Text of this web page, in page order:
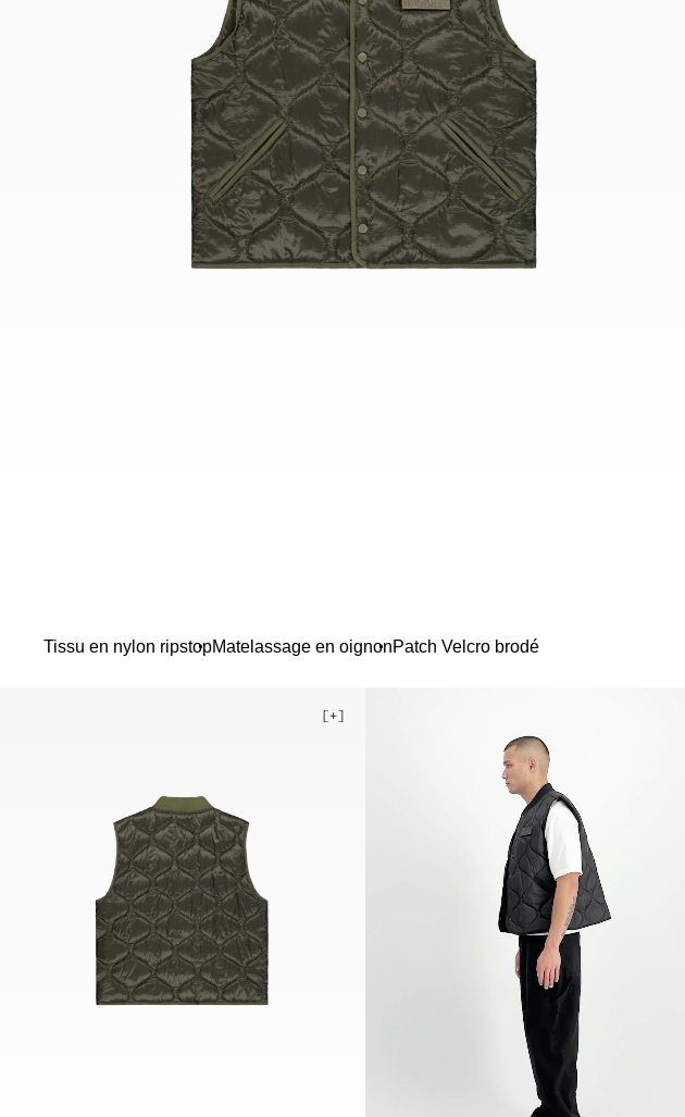
Tissu en nylon ripstopMatelassage en oignonPatch Velcro brodé